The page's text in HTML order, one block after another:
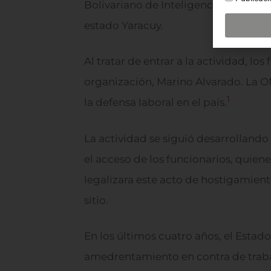
Bolivariano de Inteligencia (SEBIN)
estado Yaracuy.
Al tratar de entrar a la actividad,
organización, Marino Alvarado. La
la defensa laboral en el país.1
La actividad se siguió
el acceso de los funcionarios,
legalizara este acto de
sitio.
En los últimos cuatro años, el
amedrentamiento en contra de